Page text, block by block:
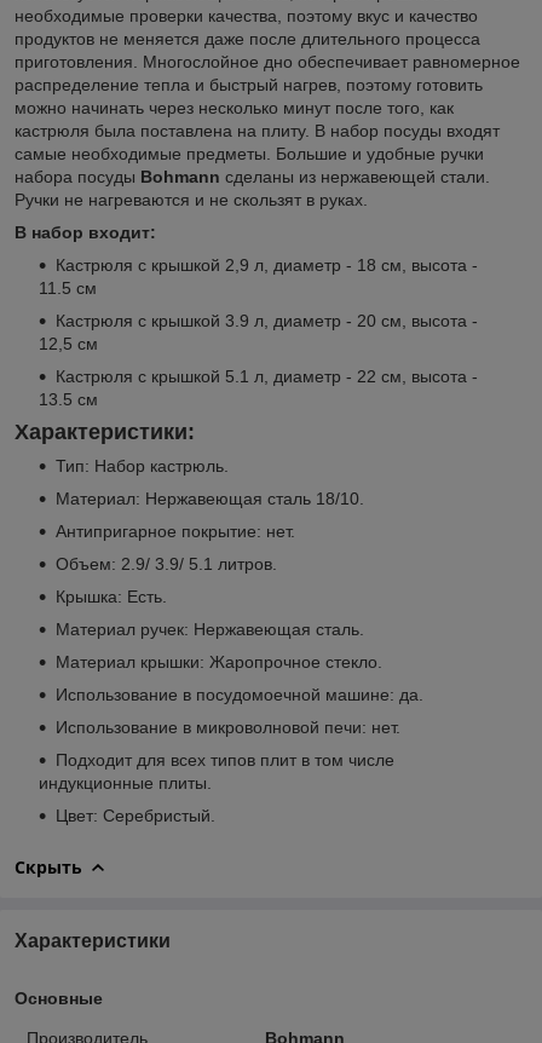
необходимые проверки качества, поэтому вкус и качество
продуктов не меняется даже после длительного процесса
приготовления. Многослойное дно обеспечивает равномерное
распределение тепла и быстрый нагрев, поэтому готовить
можно начинать через несколько минут после того, как
кастрюля была поставлена на плиту. В набор посуды входят
самые необходимые предметы. Большие и удобные ручки
набора посуды Bohmann сделаны из нержавеющей стали.
Ручки не нагреваются и не скользят в руках.
В набор входит:
Кастрюля с крышкой 2,9 л, диаметр - 18 см, высота -
11.5 см
Кастрюля с крышкой 3.9 л, диаметр - 20 см, высота -
12,5 см
Кастрюля с крышкой 5.1 л, диаметр - 22 см, высота -
13.5 см
Характеристики:
Тип: Набор кастрюль.
Материал: Нержавеющая сталь 18/10.
Антипригарное покрытие: нет.
Объем: 2.9/ 3.9/ 5.1 литров.
Крышка: Есть.
Материал ручек: Нержавеющая сталь.
Материал крышки: Жаропрочное стекло.
Использование в посудомоечной машине: да.
Использование в микроволновой печи: нет.
Подходит для всех типов плит в том числе
индукционные плиты.
Цвет: Серебристый.
Скрыть
Характеристики
Основные
Производитель
Bohmann